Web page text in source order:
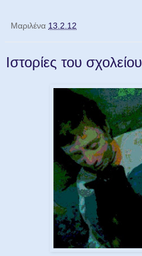
Μαριλένα 13.2.12
Ιστορίες του σχολείου